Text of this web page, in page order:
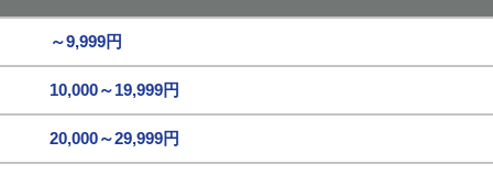
～9,999円
10,000～19,999円
20,000～29,999円